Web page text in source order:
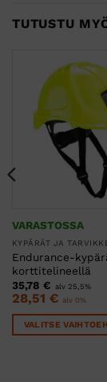
TUTUSTU
VARASTOSSA
KYPÄRÄT JA
Endurance-
korttitelineellä
35,78 € alv 25,5%
28,51 € alv 0%
VALITSE